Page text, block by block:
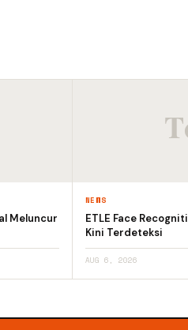
Meluncur
NEWS
ETLE Face
Kini Terdeteksi
AUG 6, 2026